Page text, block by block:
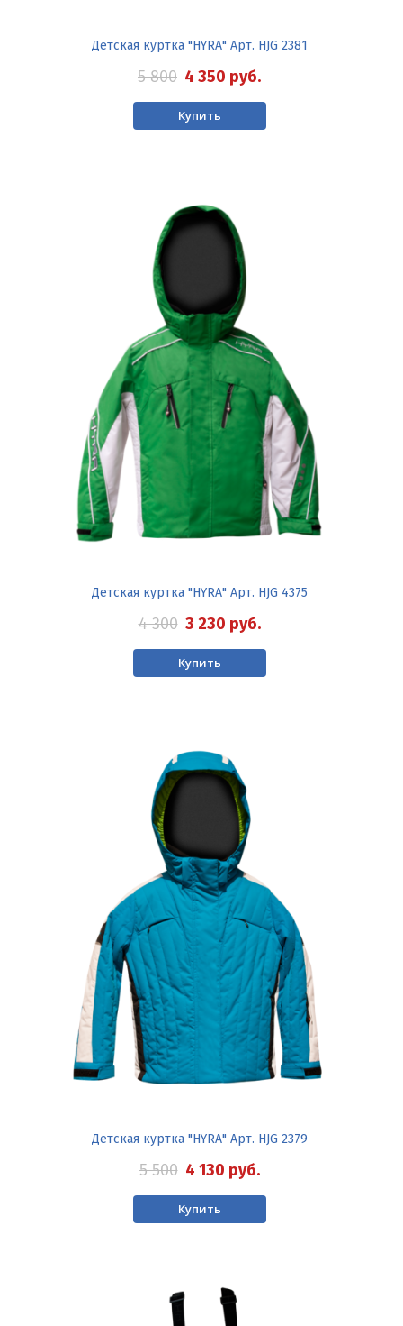
Детская куртка "HYRA" Арт. HJG 2381
5 800 4 350 руб.
Купить
Детская куртка "HYRA" Арт. HJG 4375
4 300 3 230 руб.
Купить
Детская куртка "HYRA" Арт. HJG 2379
5 500 4 130 руб.
Купить